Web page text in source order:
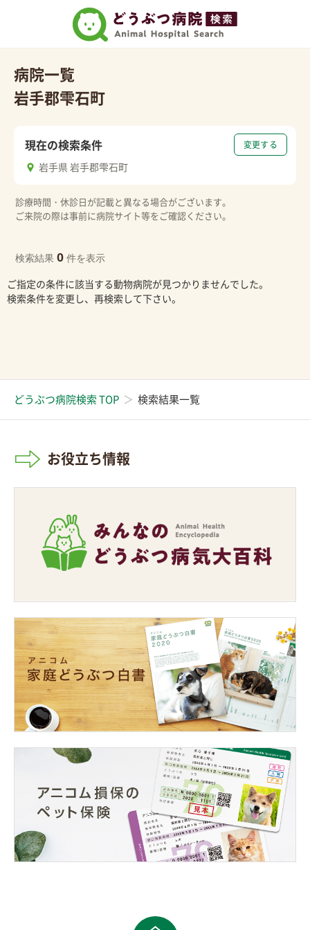
病院一覧
岩手郡雫石町
変更する
現在の検索条件
岩手県 岩手郡雫石町
診療時間・休診日が記載と異なる場合がございます。
ご来院の際は事前に病院サイト等をご確認ください。
検索結果 0 件を表示
ご指定の条件に該当する動物病院が見つかりませんでした。
検索条件を変更し、再検索して下さい。
どうぶつ病院検索 TOP 検索結果一覧
お役立ち情報